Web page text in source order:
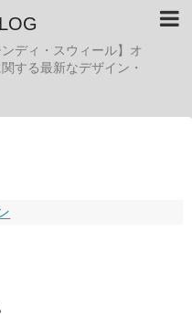
ディ・スウィール】オ
する最新なデザイン・